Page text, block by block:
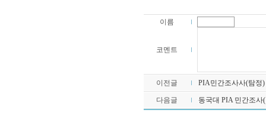
이
트
카
지
이름
코멘트
이전글 PIA민간조사사(탐정
다음글 동국대 PIA 민간조